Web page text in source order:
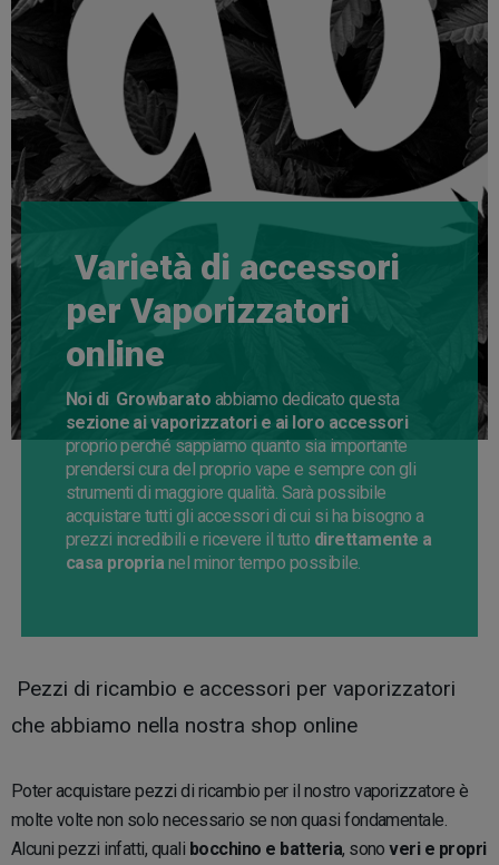
Varietà di accessori
per Vaporizzatori
online
Noi di Growbarato abbiamo dedicato questa
sezione ai vaporizzatori e ai loro accessori
proprio perché sappiamo quanto sia importante
prendersi cura del proprio vape e sempre con gli
strumenti di maggiore qualità. Sarà possibile
acquistare tutti gli accessori di cui si ha bisogno a
prezzi incredibili e ricevere il tutto direttamente a
casa propria nel minor tempo possibile.
Pezzi di ricambio e accessori per vaporizzatori
che abbiamo nella nostra shop online
Poter acquistare pezzi di ricambio per il nostro vaporizzatore è
molte volte non solo necessario se non quasi fondamentale.
Alcuni pezzi infatti, quali bocchino e batteria, sonoveri e propri